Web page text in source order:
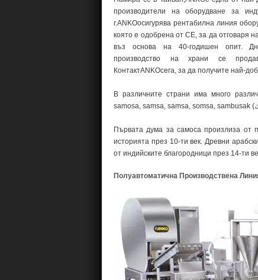
производители на оборудване за
г.ANKOосигурява рентабилна линия
която е одобрена от CE, за да отговаря
въз основа на 40-годишен опит.
производство на храни се
КонтактANKOсега, за да получите най-
В различните страни има много
Първата дума за самоса произлиза от
историята през 10-ти век. Древни
от индийските благородници през 14-ти
Полуавтоматична Производствена